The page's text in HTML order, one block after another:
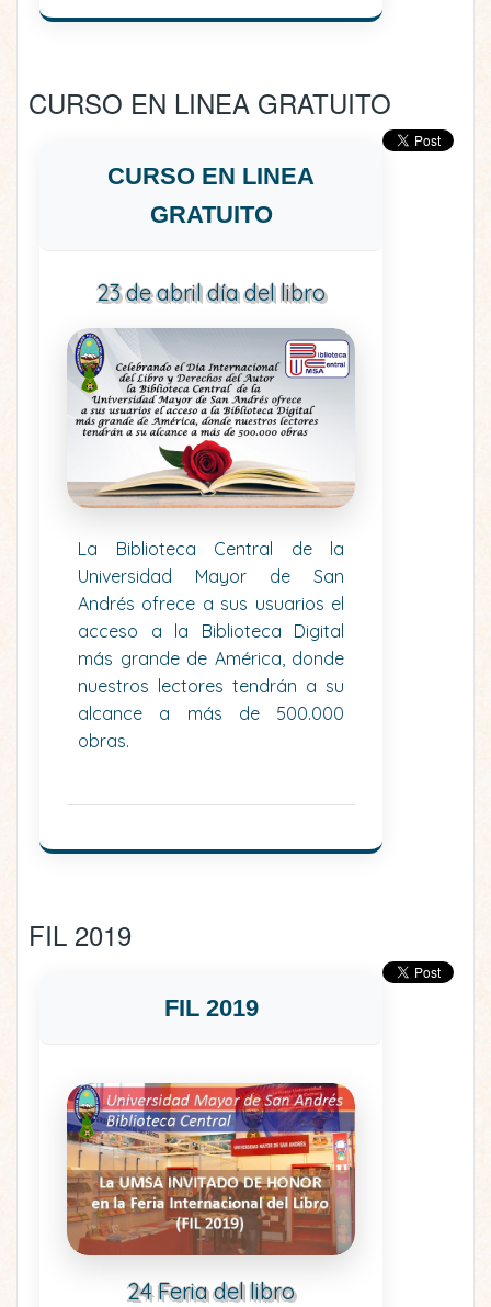
CURSO EN LINEA GRATUITO
CURSO EN LINEA
GRATUITO
23 de abril día del libro
La Biblioteca Central de la
Universidad Mayor de San
Andrés ofrece a sus usuarios el
acceso a la Biblioteca Digital
más grande de América, donde
nuestros lectores tendrán a su
alcance a más de 500.000
obras.
FIL 2019
FIL 2019
24 Feria del libro